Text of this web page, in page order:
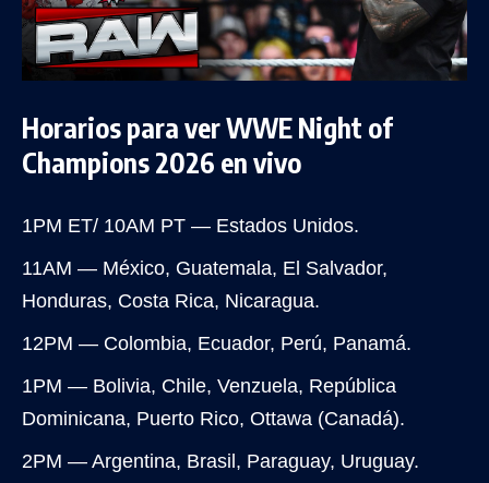
Horarios para ver WWE Night of
Champions 2026 en vivo
1PM ET/ 10AM PT — Estados Unidos.
11AM — México, Guatemala, El Salvador,
Honduras, Costa Rica, Nicaragua.
12PM — Colombia, Ecuador, Perú, Panamá.
1PM — Bolivia, Chile, Venzuela, República
Dominicana, Puerto Rico, Ottawa (Canadá).
2PM — Argentina, Brasil, Paraguay, Uruguay.